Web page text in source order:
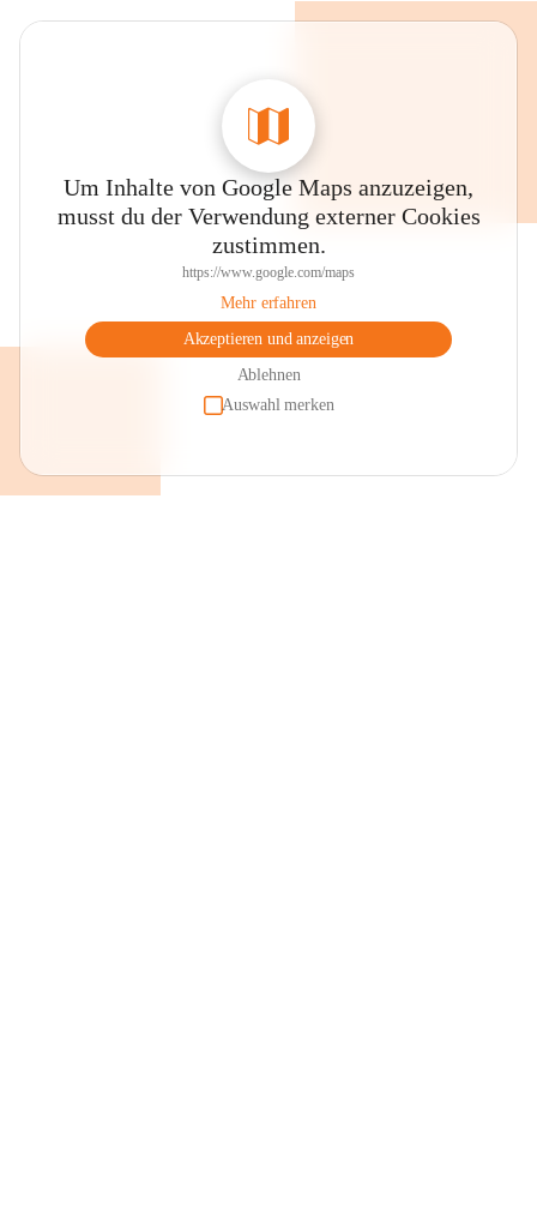
Um Inhalte von Google Maps anzuzeigen,
musst du der Verwendung externer Cookies
zustimmen.
https://www.google.com/maps
Mehr erfahren
Akzeptieren und anzeigen
Ablehnen
Auswahl merken